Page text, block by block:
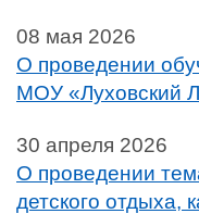
08 мая 2026
О проведении
МОУ «Луховский
30 апреля 2026
О проведении
детского отдыха,